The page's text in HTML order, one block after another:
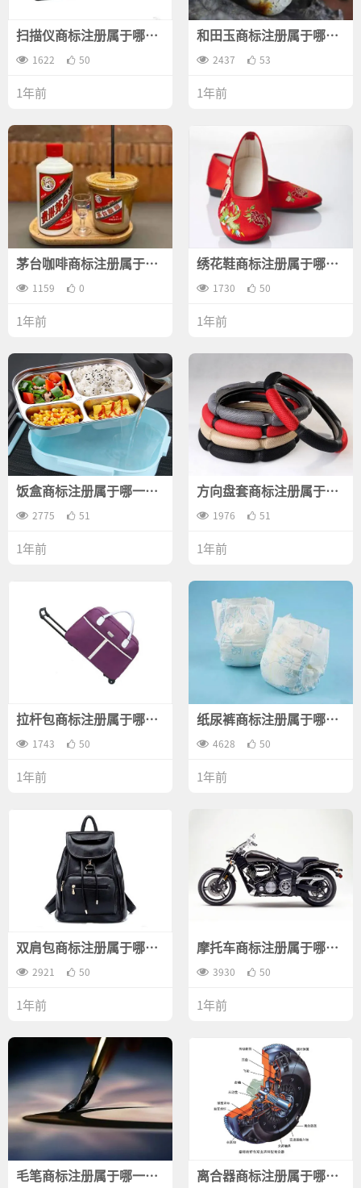
扫描仪商标注册属于哪一
类？
1622 50
1年前
和田玉商标注册属于哪一
类？
2437 53
1年前
茅台咖啡商标注册属于哪
一类？
1159 0
1年前
绣花鞋商标注册属于哪一
类？
1730 50
1年前
饭盒商标注册属于哪一
2775 51
1年前
方向盘套商标注册属于哪
1976 51
1年前
拉杆包商标注册属于哪一
类？
1743 50
1年前
纸尿裤商标注册属于哪一
类？
4628 50
1年前
双肩包商标注册属于哪一
类？
2921 50
1年前
摩托车商标注册属于哪一
类？
3930 50
1年前
毛笔商标注册属于哪一 离合器商标注册属于哪一